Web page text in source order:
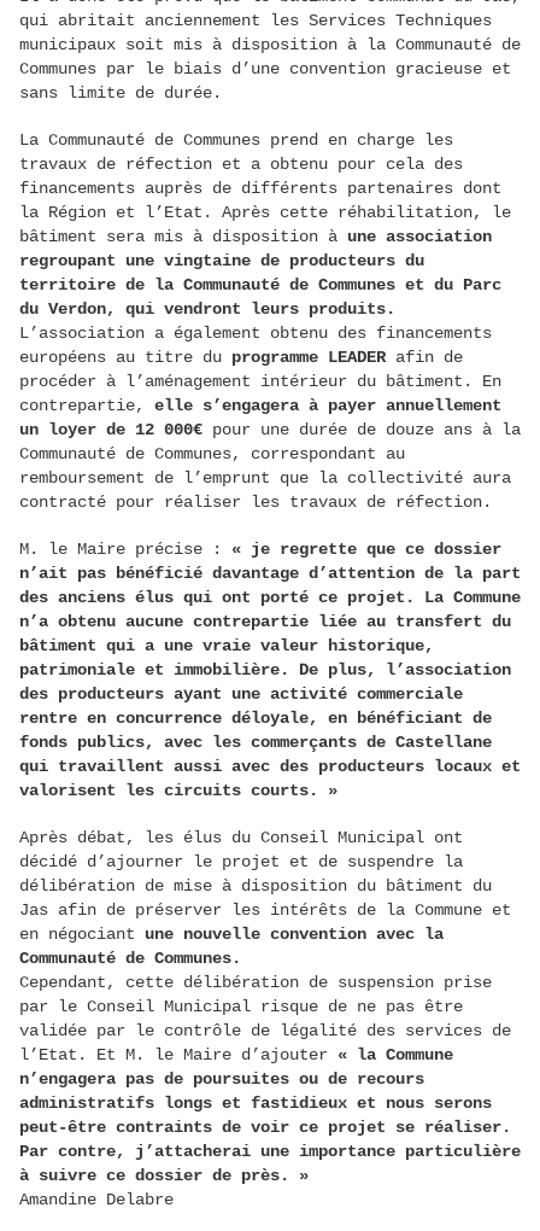
qui abritait anciennement les Services Techniques
municipaux soit mis à disposition à la Communauté de
Communes par le biais d’une convention gracieuse et
sans limite de durée.
La Communauté de Communes prend en charge les
travaux de réfection et a obtenu pour cela des
financements auprès de différents partenaires dont
la Région et l’Etat. Après cette réhabilitation, le
bâtiment sera mis à disposition à une association
regroupant une vingtaine de producteurs du
territoire de la Communauté de Communes et du Parc
du Verdon, qui vendront leurs produits.
L’association a également obtenu des financements
européens au titre du programme LEADER afin de
procéder à l’aménagement intérieur du bâtiment. En
contrepartie, elle s’engagera à payer annuellement
un loyer de 12 000€ pour une durée de douze ans à la
Communauté de Communes, correspondant au
remboursement de l’emprunt que la collectivité aura
contracté pour réaliser les travaux de réfection.
M. le Maire précise : « je regrette que ce dossier
n’ait pas bénéficié davantage d’attention de la part
des anciens élus qui ont porté ce projet. La Commune
n’a obtenu aucune contrepartie liée au transfert du
bâtiment qui a une vraie valeur historique,
patrimoniale et immobilière. De plus, l’association
des producteurs ayant une activité commerciale
rentre en concurrence déloyale, en bénéficiant de
fonds publics, avec les commerçants de Castellane
qui travaillent aussi avec des producteurs locaux et
valorisent les circuits courts. »
Après débat, les élus du Conseil Municipal ont
décidé d’ajourner le projet et de suspendre la
délibération de mise à disposition du bâtiment du
Jas afin de préserver les intérêts de la Commune et
en négociant une nouvelle convention avec la
Communauté de Communes.
Cependant, cette délibération de suspension prise
par le Conseil Municipal risque de ne pas être
validée par le contrôle de légalité des services de
l’Etat. Et M. le Maire d’ajouter « la Commune
n’engagera pas de poursuites ou de recours
administratifs longs et fastidieux et nous serons
peut-être contraints de voir ce projet se réaliser.
Par contre, j’attacherai une importance particulière
à suivre ce dossier de près. »
Amandine Delabre